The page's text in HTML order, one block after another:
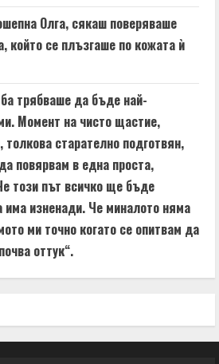
Олга, сякаш поверяваше
който се плъзгаше по кожата ѝ
трябваше да бъде най-
Момент на чисто щастие,
старателно подготвян,
повярвам в една проста,
този път всичко ще бъде
има изненади. Че миналото няма
ми точно когато се опитвам да
оттук“.